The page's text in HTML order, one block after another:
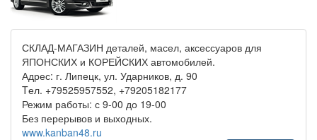
СКЛАД-МАГАЗИН деталей, масел, аксессуаров для
ЯПОНСКИХ и КОРЕЙСКИХ автомобилей.
Адрес: г. Липецк, ул. Ударников, д. 90
Tел. +79525957552, +79205182177
Режим работы: с 9-00 до 19-00
Без перерывов и выходных.
www.kanban48.ru